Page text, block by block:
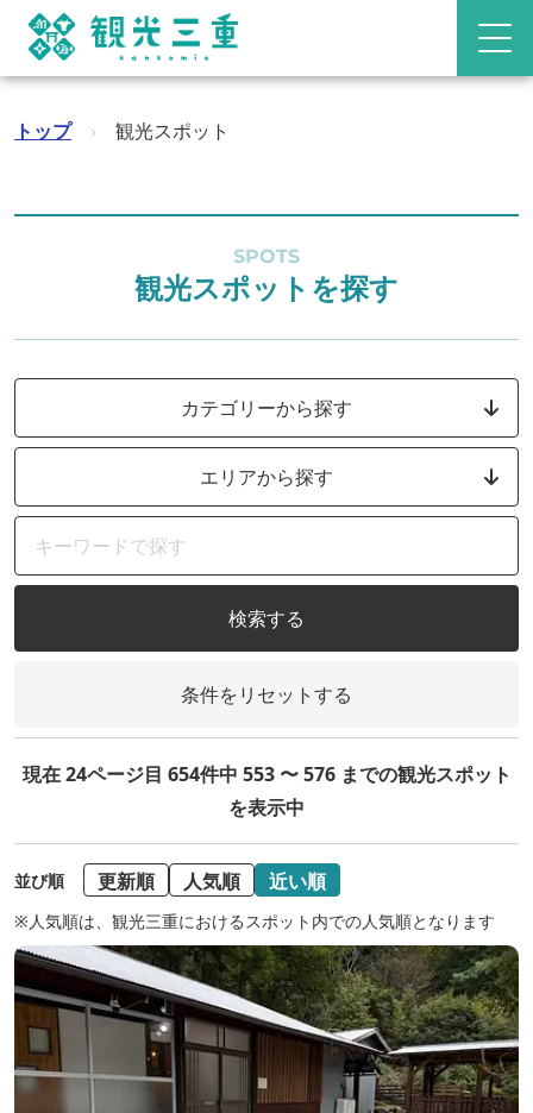
トップ › 観光スポット
SPOTS
観光スポットを探す
カテゴリーから探す
エリアから探す
検索する
条件をリセットする
現在 24ページ目 654件中 553 〜 576 までの観光スポット
を表示中
並び順 更新順 人気順 近い順
※人気順は、観光三重におけるスポット内での人気順となります